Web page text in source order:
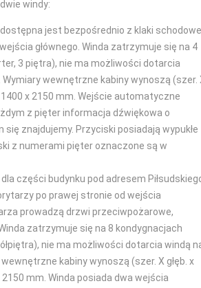
windy:
jest bezpośrednio z klaki
głównego. Winda zatrzymuje się na 4
3 piętra), nie ma możliwości dotarcia
wewnętrzne kabiny wynoszą (szer.
1400 x 2150 mm. Wejście automatyczne
z pięter informacja dźwiękowa o
się znajdujemy. Przyciski posiadają wypukłe
z numerami pięter oznaczone są w
części budynku pod adresem
po prawej stronie od wejścia
prowadzą drzwi przeciwpożarowe,
zatrzymuje się na 8 kondygnacjach
nie ma możliwości dotarcia windą
kabiny wynoszą (szer. X głęb. x
mm. Winda posiada dwa wejścia